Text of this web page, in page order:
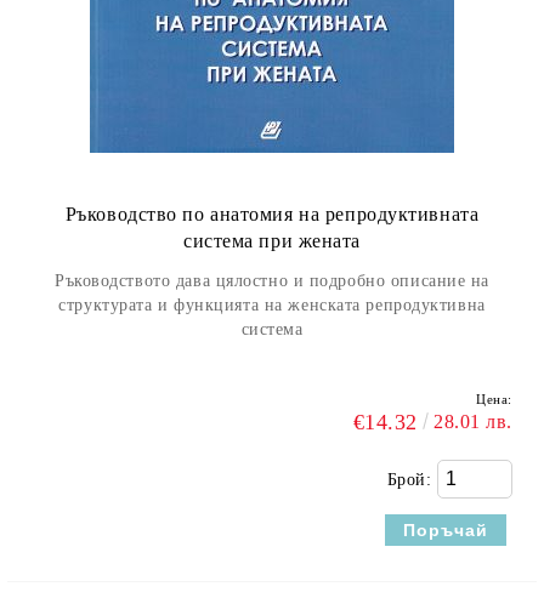
Ръководство по анатомия на репродуктивната
система при жената
Ръководството дава цялостно и подробно описание на
структурата и функцията на женската репродуктивна
система
Цена:
€14.32 28.01 лв.
Брой: